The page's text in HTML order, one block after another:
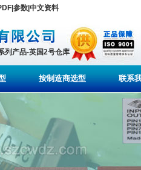
参数|中文资料
列产品-英国2号仓库
按制造商选型 联系